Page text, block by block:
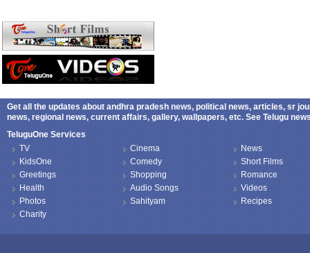
Get all the updates about andhra pradesh news, political news, articles, sr
news, regional news, current affairs, gallery, wallpapers, etc. See Telugu
TeluguOne Services
TV
KidsOne
Greetings
Health
Photos
Charity
Cinema
Comedy
Shopping
Audio Songs
Sahityam
News
Short Films
Romance
Videos
Recipes